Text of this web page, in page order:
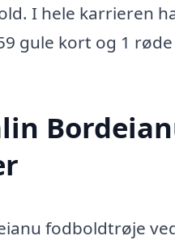
I hele karrieren
gule kort og 1
fodboldtrøje